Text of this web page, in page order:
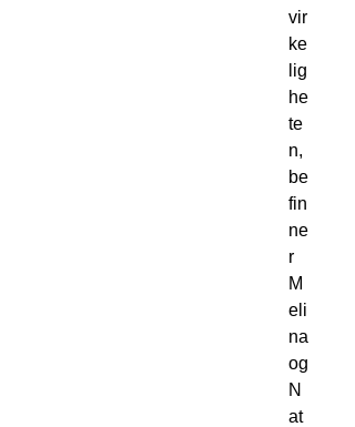
vir
ke
lig
he
te
n,
be
fin
ne
r
M
eli
na
og
N
at